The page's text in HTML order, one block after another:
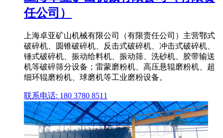
任公司）
上海卓亚矿山机械有限公司（有限责任公司）主营鄂式
破碎机、圆锥破碎机、反击式破碎机、冲击式破碎机、
锤式破碎机、振动给料机、振动筛、洗砂机、胶带输送
机等破碎筛分设备；雷蒙磨粉机、高压悬辊磨粉机、超
细环辊磨粉机、球磨机等工业磨粉设备。
联系电话: 180 3780 8511